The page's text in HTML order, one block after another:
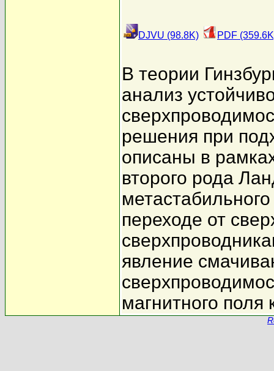
DJVU (98.8K) PDF
В теории
анализ
решения при
описаны в
второго рода
переходе от
явление
магнитного поля